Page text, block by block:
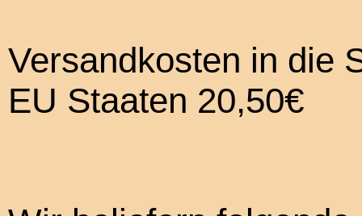
Versandkosten in die
EU Staaten 20,50€